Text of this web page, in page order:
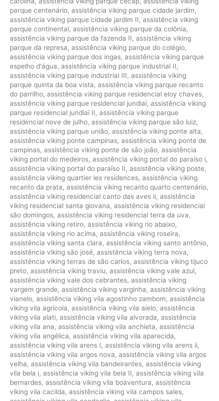
parque centenário, assistência viking parque cidade jardim,
assistência viking parque cidade jardim II, assistência viking
parque continental, assistência viking parque da colônia,
assistência viking parque da fazenda II, assistência viking
parque da represa, assistência viking parque do colégio,
assistência viking parque dos ingas, assistência viking parque
espelho d'água, assistência viking parque industrial II,
assistência viking parque industrial III, assistência viking
parque quinta da boa vista, assistência viking parque recanto
do parrilho, assistência viking parque residencial eloy chaves,
assistência viking parque residencial jundiaí, assistência viking
parque residencial jundiaí II, assistência viking parque
residencial nove de julho, assistência viking parque são luiz,
assistência viking parque união, assistência viking ponte alta,
assistência viking ponte campinas, assistência viking ponte de
campinas, assistência viking ponte de são joão, assistência
viking portal do medeiros, assistência viking portal do paraíso i,
assistência viking portal do paraíso II, assistência viking poste,
assistência viking quartier les residences, assistência viking
recanto da prata, assistência viking recanto quarto centenário,
assistência viking residencial canto das aves ii, assistência
viking residencial santa giovana, assistência viking residencial
são domingos, assistência viking residencial terra da uva,
assistência viking retiro, assistência viking rio abaixo,
assistência viking rio acima, assistência viking roseira,
assistência viking santa clara, assistência viking santo antônio,
assistência viking são josé, assistência viking terra nova,
assistência viking terras de são carlos, assistência viking tijuco
preto, assistência viking traviu, assistência viking vale azul,
assistência viking vale dos cebrantes, assistência viking
vargem grande, assistência viking varginha, assistência viking
vianelo, assistência viking vila agostinho zambom, assistência
viking vila agrícola, assistência viking vila aielo, assistência
viking vila alati, assistência viking vila alvorada, assistência
viking vila ana, assistência viking vila anchieta, assistência
viking vila angélica, assistência viking vila aparecida,
assistência viking vila arens I, assistência viking vila arens ii,
assistência viking vila argos nova, assistência viking vila argos
velha, assistência viking vila bandeirantes, assistência viking
vila bela i, assistência viking vila bela II, assistência viking vila
bernardes, assistência viking vila boaventura, assistência
viking vila cacilda, assistência viking vila campos sales,